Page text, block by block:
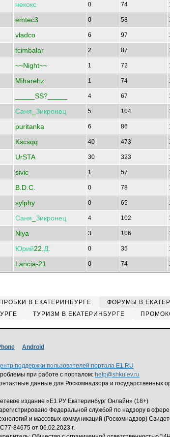
некокс 0 74
emtec3 0 58
vladco 6 97
tcimbalar 2 87
~~Night~~ 1 72
Miharehz 1 74
_____SS?_____ 4 67
Саня Зикронец 5 104
puritanka 6 86
Kscsqq 40 473
UrSTA 30 323
sivic 1 57
B.D.C. 0 78
sylphy 0 65
Саня Зикронец 4 102
Niya 3 106
Юрий22. Д 0 35
Lancia-21 0 74
ПРОБКИ В ЕКАТЕРИНБУРГЕ ФОРУМЫ В
ТУРИЗМ В ЕКАТЕРИНБУРГЕ
Android
поддержки пользователей портала E1.RU
при работе с порталом: help@shkulev.ru
данные для Роскомнадзора и государственных
издание «Е1.РУ Екатеринбург Онлайн» (18+)
Федеральной службой по надзору в
и массовых коммуникаций (Роскомнадзор)
84675 от 06.02.2023 г.